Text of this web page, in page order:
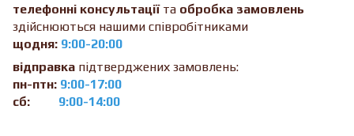
телефонні консультації та обробка замовлень
здійснюються нашими співробітниками
щодня: 9:00-20:00
відправка підтверджених замовлень:
пн-птн: 9:00-17:00
сб:
9:00-14:00